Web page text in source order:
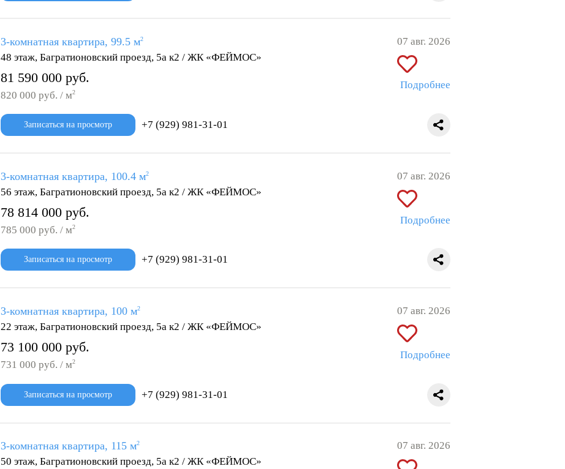
3-комнатная квартира, 99.5 м2
48 этаж, Багратионовский проезд, 5а к2 / ЖК «ФЕЙМОС»
07 авг. 2026
81 590 000 руб.
820 000 руб. / м2
Подробнее
Записаться на просмотр +7 (929) 981-31-01
3-комнатная квартира, 100.4 м2
56 этаж, Багратионовский проезд, 5а к2 / ЖК «ФЕЙМОС»
07 авг. 2026
78 814 000 руб.
785 000 руб. / м2
Подробнее
Записаться на просмотр +7 (929) 981-31-01
3-комнатная квартира, 100 м2
22 этаж, Багратионовский проезд, 5а к2 / ЖК «ФЕЙМОС»
07 авг. 2026
73 100 000 руб.
731 000 руб. / м2
Подробнее
Записаться на просмотр +7 (929) 981-31-01
3-комнатная квартира, 115 м2
50 этаж, Багратионовский проезд, 5а к2 / ЖК «ФЕЙМОС»
07 авг. 2026